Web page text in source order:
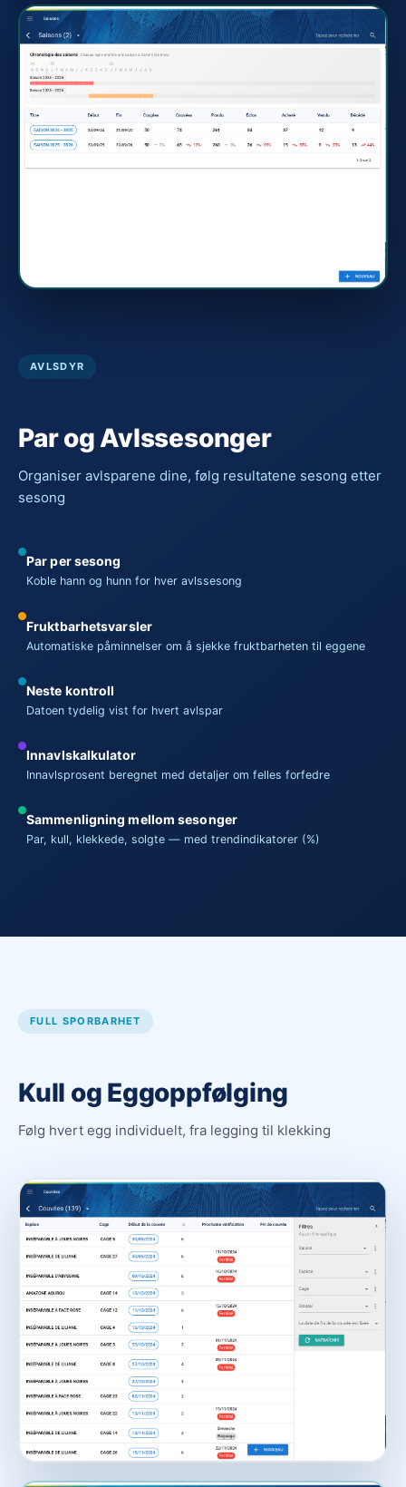
AVLSDYR
Par og Avlssesonger
Organiser avlsparene dine, følg resultatene sesong etter
sesong
Par per sesong
Koble hann og hunn for hver avlssesong
Fruktbarhetsvarsler
Automatiske påminnelser om å sjekke fruktbarheten til eggene
Neste kontroll
Datoen tydelig vist for hvert avlspar
Innavlskalkulator
Innavlsprosent beregnet med detaljer om felles forfedre
Sammenligning mellom sesonger
Par, kull, klekkede, solgte — med trendindikatorer (%)
FULL SPORBARHET
Kull og Eggoppfølging
Følg hvert egg individuelt, fra legging til klekking